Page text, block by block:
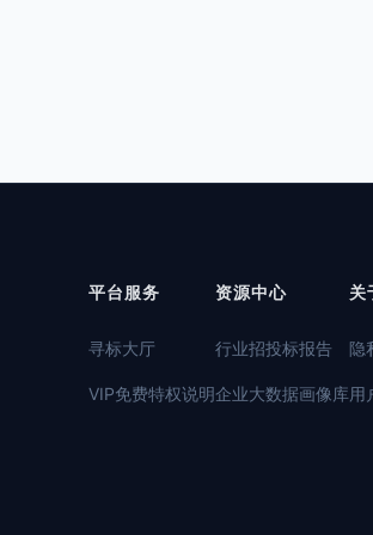
平台服务
寻标大厅
VIP免费特权说明
资源中心
行业招投标报告
企业大数据画像库
关
隐
用